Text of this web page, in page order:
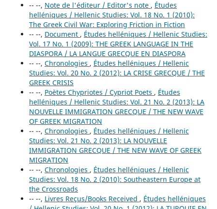
-- --, Note de l'éditeur / Editor's note , Études
helléniques / Hellenic Studies: Vol. 18 No. 1 (2010):
The Greek Civil War: Exploring Friction in Fiction
-- --, Document , Études helléniques / Hellenic Studies:
Vol. 17 No. 1 (2009): THE GREEK LANGUAGE IN THE
DIASPORA / LA LANGUE GRECQUE EN DIASPORA
-- --, Chronologies , Études helléniques / Hellenic
Studies: Vol. 20 No. 2 (2012): LA CRISE GRECQUE / THE
GREEK CRISIS
-- --, Poètes Chypriotes / Cypriot Poets , Études
helléniques / Hellenic Studies: Vol. 21 No. 2 (2013): LA
NOUVELLE IMMIGRATION GRECQUE / THE NEW WAVE
OF GREEK MIGRATION
-- --, Chronologies , Études helléniques / Hellenic
Studies: Vol. 21 No. 2 (2013): LA NOUVELLE
IMMIGRATION GRECQUE / THE NEW WAVE OF GREEK
MIGRATION
-- --, Chronologies , Études helléniques / Hellenic
Studies: Vol. 18 No. 2 (2010): Southeastern Europe at
the Crossroads
-- --, Livres Reçus/Books Received , Études helléniques